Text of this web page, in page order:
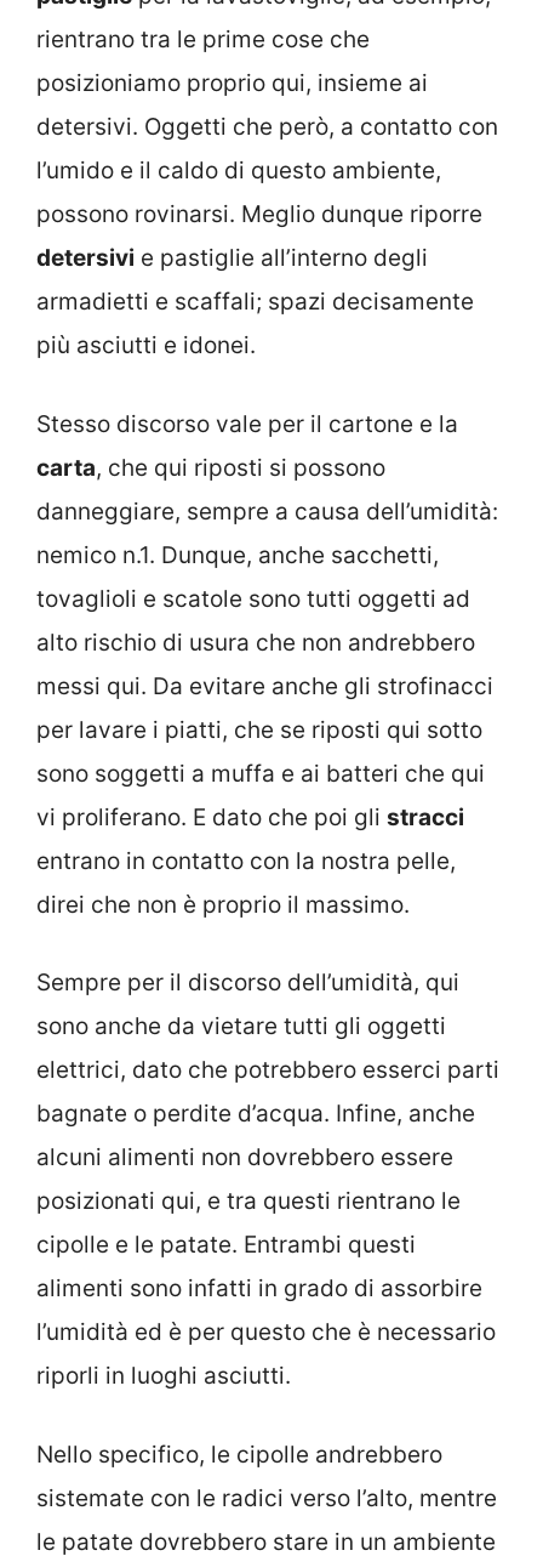
rientrano tra le prime cose che
posizioniamo proprio qui, insieme ai
detersivi. Oggetti che però, a contatto con
l’umido e il caldo di questo ambiente,
possono rovinarsi. Meglio dunque riporre
detersivi e pastiglie all’interno degli
armadietti e scaffali; spazi decisamente
più asciutti e idonei.
Stesso discorso vale per il cartone e la
carta, che qui riposti si possono
danneggiare, sempre a causa dell’umidità:
nemico n.1. Dunque, anche sacchetti,
tovaglioli e scatole sono tutti oggetti ad
alto rischio di usura che non andrebbero
messi qui. Da evitare anche gli strofinacci
per lavare i piatti, che se riposti qui sotto
sono soggetti a muffa e ai batteri che qui
vi proliferano. E dato che poi gli stracci
entrano in contatto con la nostra pelle,
direi che non è proprio il massimo.
Sempre per il discorso dell’umidità, qui
sono anche da vietare tutti gli oggetti
elettrici, dato che potrebbero esserci parti
bagnate o perdite d’acqua. Infine, anche
alcuni alimenti non dovrebbero essere
posizionati qui, e tra questi rientrano le
cipolle e le patate. Entrambi questi
alimenti sono infatti in grado di assorbire
l’umidità ed è per questo che è necessario
riporli in luoghi asciutti.
Nello specifico, le cipolle andrebbero
sistemate con le radici verso l’alto, mentre
le patate dovrebbero stare in un ambiente